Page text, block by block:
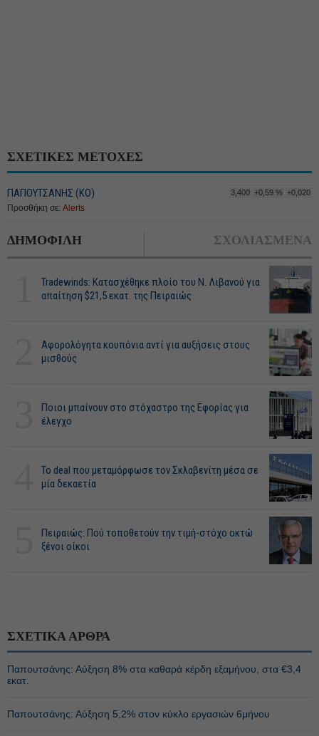
ΣΧΕΤΙΚΕΣ ΜΕΤΟΧΕΣ
ΠΑΠΟΥΤΣΑΝΗΣ (ΚΟ) 3,400 +0,59 % +0,020
Προσθήκη σε: Alerts
ΔΗΜΟΦΙΛΗ ΣΧΟΛΙΑΣΜΕΝΑ
Tradewinds: Κατασχέθηκε πλοίο του Ν. Λιβανού για
απαίτηση $21,5 εκατ. της Πειραιώς
Αφορολόγητα κουπόνια αντί για αυξήσεις στους
μισθούς
Ποιοι μπαίνουν στο στόχαστρο της Εφορίας για
έλεγχο
Το deal που μεταμόρφωσε τον Σκλαβενίτη μέσα σε
μία δεκαετία
Πειραιώς: Πού τοποθετούν την τιμή-στόχο οκτώ
ξένοι οίκοι
ΣΧΕΤΙΚΑ ΑΡΘΡΑ
Παπουτσάνης: Αύξηση 8% στα καθαρά κέρδη εξαμήνου, στα €3,4
εκατ.
Παπουτσάνης: Αύξηση 5,2% στον κύκλο εργασιών 6μήνου